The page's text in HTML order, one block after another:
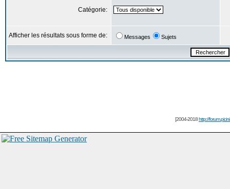
Catégorie:
Afficher les résultats sous forme de: Messages Sujets
[2004-2018http://